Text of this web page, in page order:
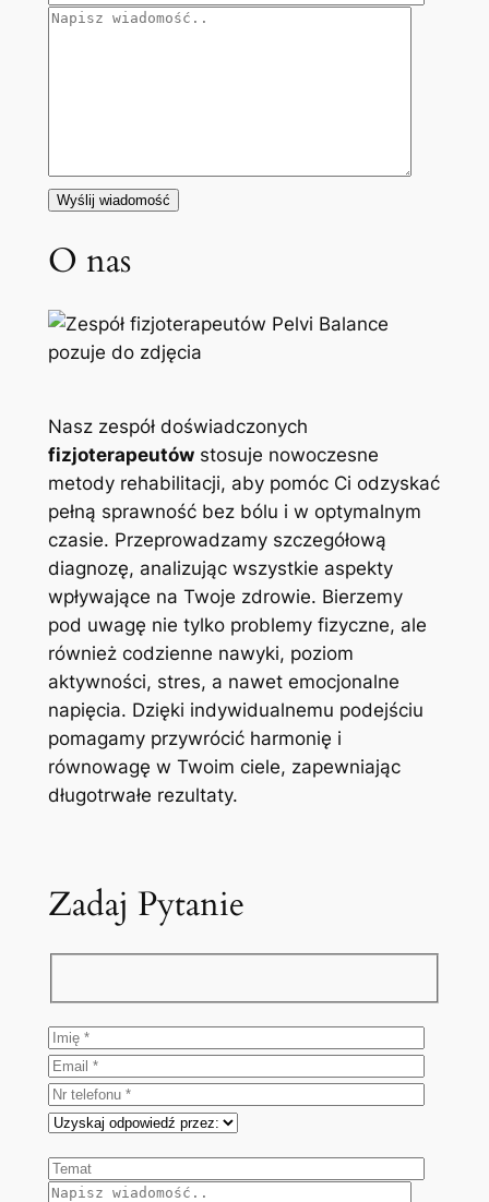
O nas
Nasz zespół doświadczonych
fizjoterapeutówstosuje nowoczesne
metody rehabilitacji, aby pomóc Ci odzyskać
pełną sprawność bez bólu i w optymalnym
czasie. Przeprowadzamy szczegółową
diagnozę, analizując wszystkie aspekty
wpływające na Twoje zdrowie. Bierzemy
pod uwagę nie tylko problemy fizyczne, ale
również codzienne nawyki, poziom
aktywności, stres, a nawet emocjonalne
napięcia. Dzięki indywidualnemu podejściu
pomagamy przywrócić harmonię i
równowagę w Twoim ciele, zapewniając
długotrwałe rezultaty.
Zadaj Pytanie